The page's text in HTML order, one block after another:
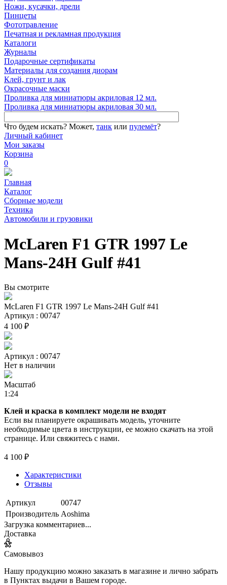
Ножи, кусачки, дрели
Пинцеты
Фототравление
Печатная и рекламная продукция
Каталоги
Журналы
Подарочные сертификаты
Материалы для создания диорам
Клей, грунт и лак
Окрасочные маски
Проливка для миниатюры акриловая 12 мл.
Проливка для миниатюры акриловая 30 мл.
Что будем искать? Может, танк или пулемёт?
Личный кабинет
Мои заказы
Корзина
0
Главная
Каталог
Сборные модели
Техника
Автомобили и грузовики
McLaren F1 GTR 1997 Le
Mans-24H Gulf #41
Вы смотрите
McLaren F1 GTR 1997 Le Mans-24H Gulf #41
Артикул : 00747
4 100 ₽
Артикул : 00747
Нет в наличии
Масштаб
1:24
Клей и краска в комплект модели не входят
Если вы планируете окрашивать модель, уточните
необходимые цвета в инструкции, ее можно скачать на этой
странице. Или свяжитесь с нами.
4 100 ₽
Характеристики
Отзывы
Артикул
00747
Производитель Aoshima
Загрузка комментариев...
Доставка
Самовывоз
Нашу продукцию можно заказать в магазине и лично забрать
в Пунктах выдачи в Вашем городе.